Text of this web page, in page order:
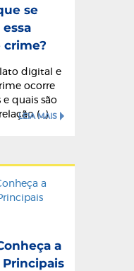
se
crime?
digital e
ocorre
e quais são
(...)
LEIA MAIS
a
Principais